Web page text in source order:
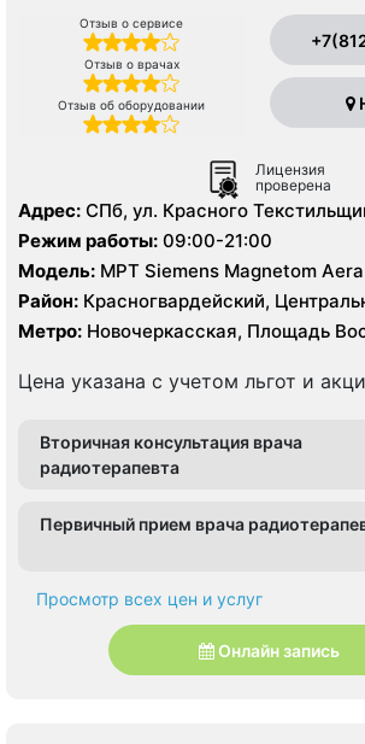
Отзыв о сервисе
Отзыв о врачах
Отзыв об оборудовании
Лицензия
проверена
Адрес: СПб, ул. Красного
Режим работы: 09:00-21:00
Модель: МРТ Siemens Magnetom
GE Signa Excite HD 1,5 Тесла, МСКТ
среза) МСКТ Philips Ingenuity (128
экспертного класса, цифровой
Район: Красногвардейский,
Метро: Новочеркасская, Площадь
Цена указана с учетом льгот и
Вторичная консультация врача
радиотерапевта
Первичный прием врача
Просмотр всех цен и услуг
Онлайн запись